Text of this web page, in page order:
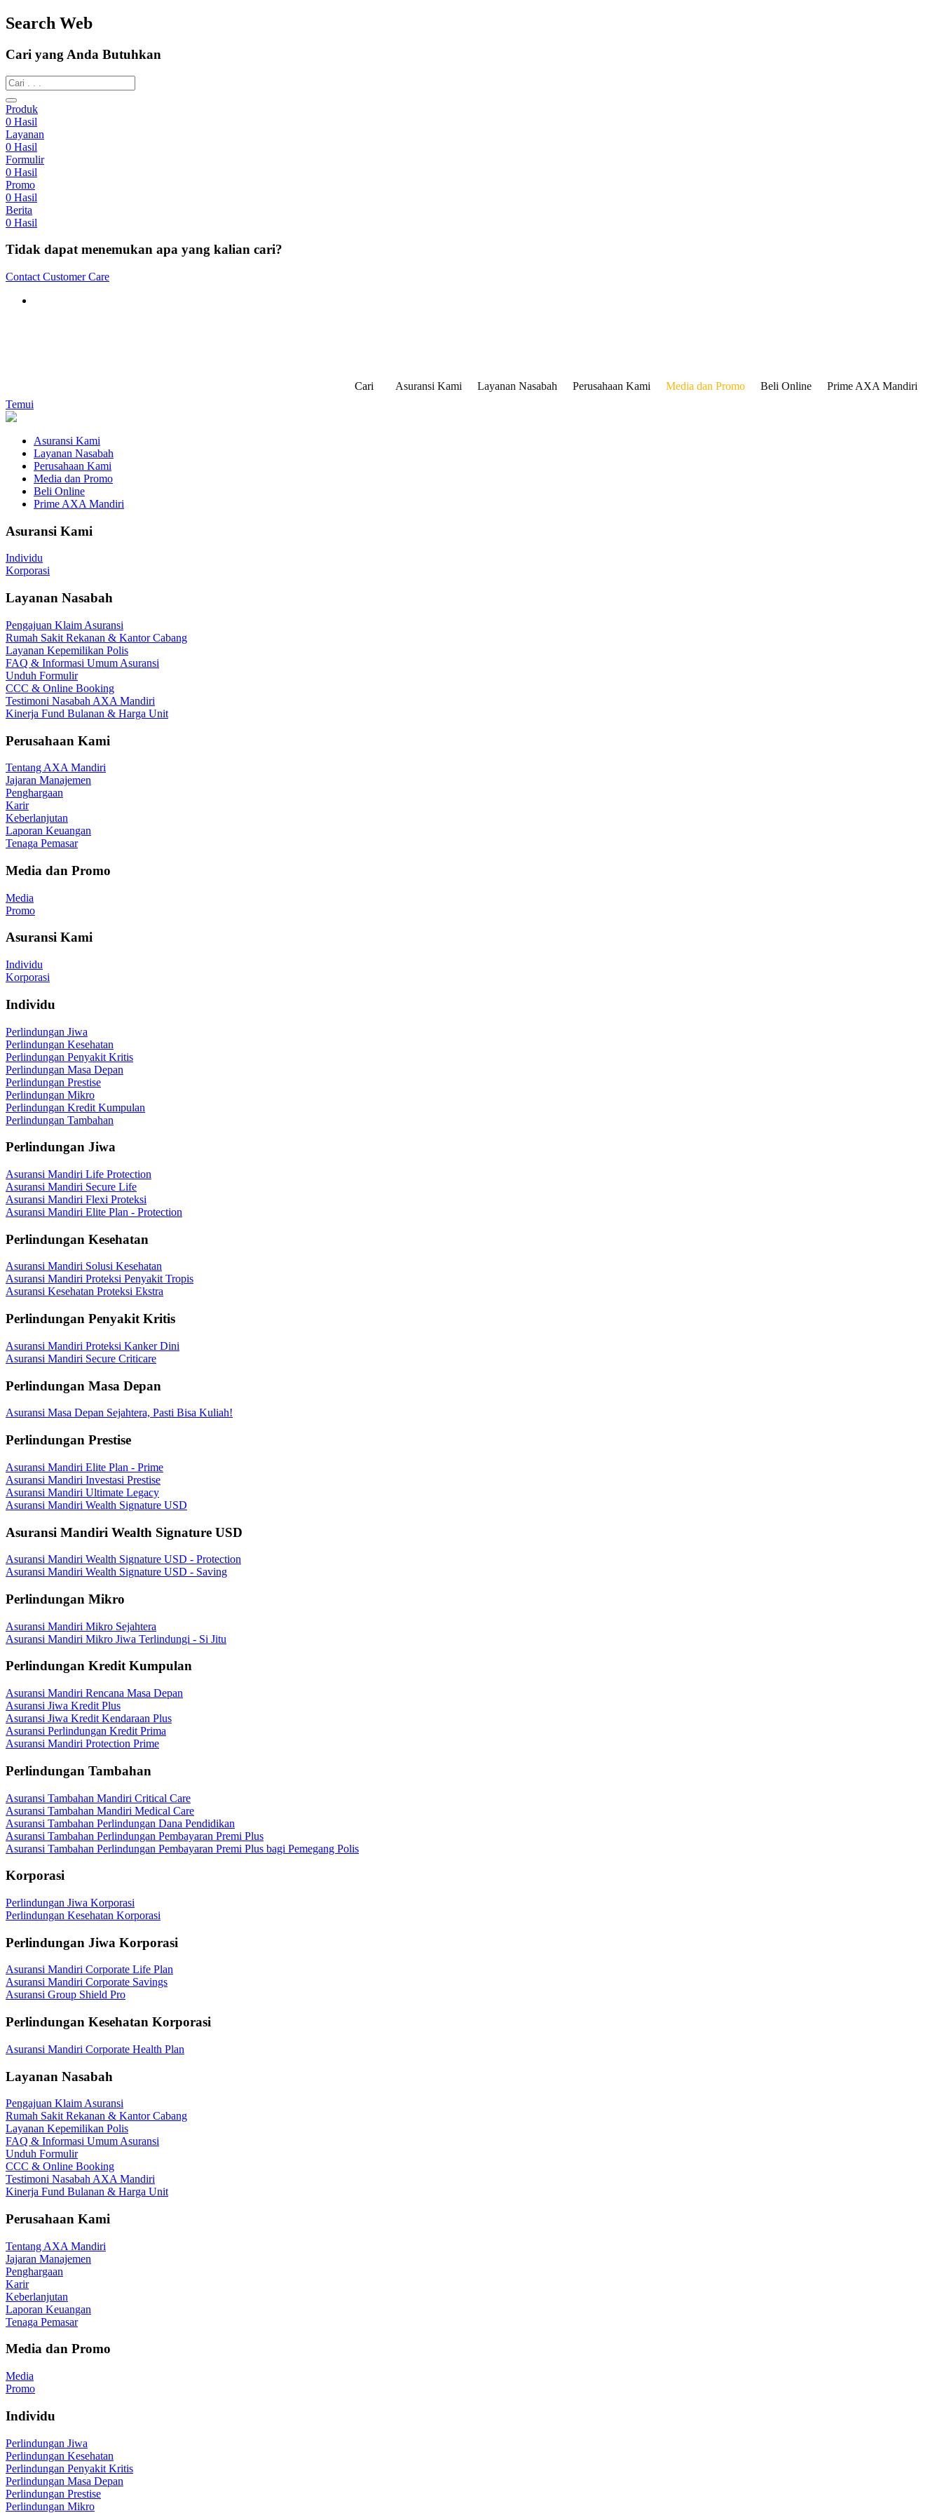
Search Web
Cari yang Anda Butuhkan
Produk
0 Hasil
Layanan
0 Hasil
Formulir
0 Hasil
Promo
0 Hasil
Berita
0 Hasil
Tidak dapat menemukan apa yang kalian cari?
Contact Customer Care
Cari Asuransi Kami Layanan Nasabah Perusahaan Kami Media dan Promo Beli Online
Prime AXA Mandiri
Temui
Asuransi Kami
Layanan Nasabah
Perusahaan Kami
Media dan Promo
Beli Online
Prime AXA Mandiri
Asuransi Kami
Individu
Korporasi
Layanan Nasabah
Pengajuan Klaim Asuransi
Rumah Sakit Rekanan & Kantor Cabang
Layanan Kepemilikan Polis
FAQ & Informasi Umum Asuransi
Unduh Formulir
CCC & Online Booking
Testimoni Nasabah AXA Mandiri
Kinerja Fund Bulanan & Harga Unit
Perusahaan Kami
Tentang AXA Mandiri
Jajaran Manajemen
Penghargaan
Karir
Keberlanjutan
Laporan Keuangan
Tenaga Pemasar
Media dan Promo
Media
Promo
Asuransi Kami
Individu
Korporasi
Individu
Perlindungan Jiwa
Perlindungan Kesehatan
Perlindungan Penyakit Kritis
Perlindungan Masa Depan
Perlindungan Prestise
Perlindungan Mikro
Perlindungan Kredit Kumpulan
Perlindungan Tambahan
Perlindungan Jiwa
Asuransi Mandiri Life Protection
Asuransi Mandiri Secure Life
Asuransi Mandiri Flexi Proteksi
Asuransi Mandiri Elite Plan - Protection
Perlindungan Kesehatan
Asuransi Mandiri Solusi Kesehatan
Asuransi Mandiri Proteksi Penyakit Tropis
Asuransi Kesehatan Proteksi Ekstra
Perlindungan Penyakit Kritis
Asuransi Mandiri Proteksi Kanker Dini
Asuransi Mandiri Secure Criticare
Perlindungan Masa Depan
Asuransi Masa Depan Sejahtera, Pasti Bisa Kuliah!
Perlindungan Prestise
Asuransi Mandiri Elite Plan - Prime
Asuransi Mandiri Investasi Prestise
Asuransi Mandiri Ultimate Legacy
Asuransi Mandiri Wealth Signature USD
Asuransi Mandiri Wealth Signature USD
Asuransi Mandiri Wealth Signature USD - Protection
Asuransi Mandiri Wealth Signature USD - Saving
Perlindungan Mikro
Asuransi Mandiri Mikro Sejahtera
Asuransi Mandiri Mikro Jiwa Terlindungi - Si Jitu
Perlindungan Kredit Kumpulan
Asuransi Mandiri Rencana Masa Depan
Asuransi Jiwa Kredit Plus
Asuransi Jiwa Kredit Kendaraan Plus
Asuransi Perlindungan Kredit Prima
Asuransi Mandiri Protection Prime
Perlindungan Tambahan
Asuransi Tambahan Mandiri Critical Care
Asuransi Tambahan Mandiri Medical Care
Asuransi Tambahan Perlindungan Dana Pendidikan
Asuransi Tambahan Perlindungan Pembayaran Premi Plus
Asuransi Tambahan Perlindungan Pembayaran Premi Plus bagi Pemegang Polis
Korporasi
Perlindungan Jiwa Korporasi
Perlindungan Kesehatan Korporasi
Perlindungan Jiwa Korporasi
Asuransi Mandiri Corporate Life Plan
Asuransi Mandiri Corporate Savings
Asuransi Group Shield Pro
Perlindungan Kesehatan Korporasi
Asuransi Mandiri Corporate Health Plan
Layanan Nasabah
Pengajuan Klaim Asuransi
Rumah Sakit Rekanan & Kantor Cabang
Layanan Kepemilikan Polis
FAQ & Informasi Umum Asuransi
Unduh Formulir
CCC & Online Booking
Testimoni Nasabah AXA Mandiri
Kinerja Fund Bulanan & Harga Unit
Perusahaan Kami
Tentang AXA Mandiri
Jajaran Manajemen
Penghargaan
Karir
Keberlanjutan
Laporan Keuangan
Tenaga Pemasar
Media dan Promo
Media
Promo
Individu
Perlindungan Jiwa
Perlindungan Kesehatan
Perlindungan Penyakit Kritis
Perlindungan Masa Depan
Perlindungan Prestise
Perlindungan Mikro